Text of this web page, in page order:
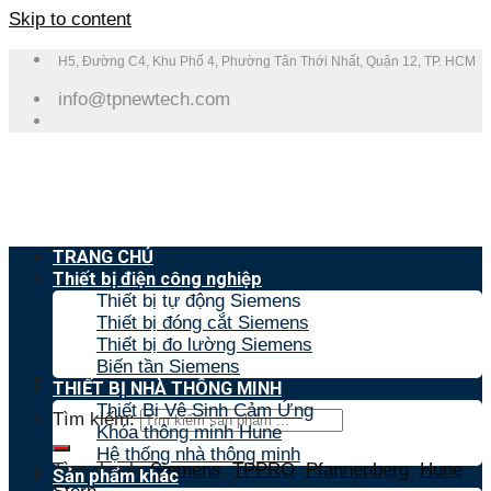
Skip to content
H5, Đường C4, Khu Phố 4, Phường Tân Thới Nhất, Quận 12, TP. HCM
info@tpnewtech.com
Tìm kiếm:
Tìm nhanh:Siemens,TPPRO,Pfannenberg,Hune,
TRANG CHỦ
Thiết bị điện công nghiệp
Thiết bị tự động Siemens
Thiết bị đóng cắt Siemens
Thiết bị đo lường Siemens
Biến tần Siemens
THIẾT BỊ NHÀ THÔNG MINH
Thiết Bị Vệ Sinh Cảm Ứng
Khóa thông minh Hune
Hệ thống nhà thông minh
Sản phẩm khác